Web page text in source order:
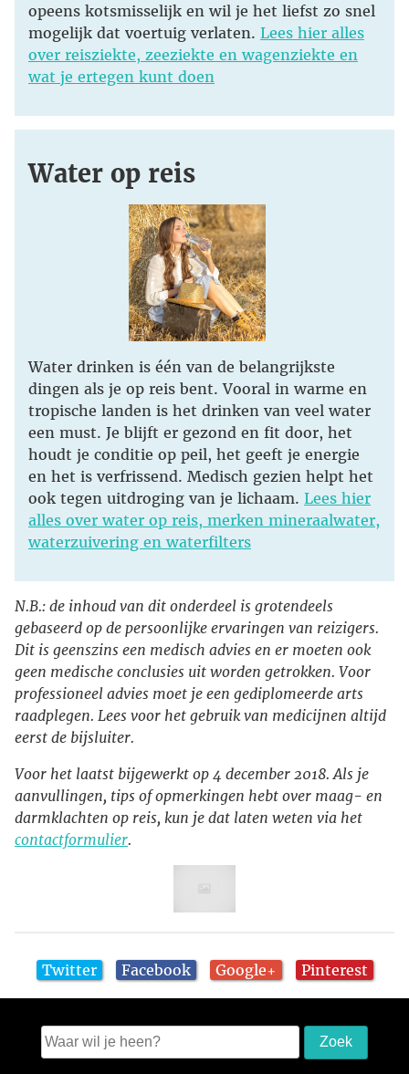
opeens kotsmisselijk en wil je het liefst zo snel
mogelijk dat voertuig verlaten. Lees hier alles
over reisziekte, zeeziekte en wagenziekte en
wat je ertegen kunt doen
Water op reis
Water drinken is één van de belangrijkste
dingen als je op reis bent. Vooral in warme en
tropische landen is het drinken van veel water
een must. Je blijft er gezond en fit door, het
houdt je conditie op peil, het geeft je energie
en het is verfrissend. Medisch gezien helpt het
ook tegen uitdroging van je lichaam. Lees hier
alles over water op reis, merken mineraalwater,
waterzuivering en waterfilters
N.B.: de inhoud van dit onderdeel is grotendeels
gebaseerd op de persoonlijke ervaringen van reizigers.
Dit is geenszins een medisch advies en er moeten ook
geen medische conclusies uit worden getrokken. Voor
professioneel advies moet je een gediplomeerde arts
raadplegen. Lees voor het gebruik van medicijnen altijd
eerst de bijsluiter.
Voor het laatst bijgewerkt op 4 december 2018. Als je
aanvullingen, tips of opmerkingen hebt over maag- en
darmklachten op reis, kun je dat laten weten via het
contactformulier.
Twitter Facebook Google+ Pinterest